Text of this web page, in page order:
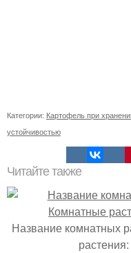
Категории: Картофель при
устойчивостью
Читайте также
Название комнатных